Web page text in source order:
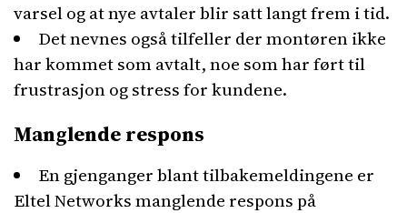
varsel og at nye avtaler blir satt langt frem i tid.
Det nevnes også tilfeller der montøren ikke
har kommet som avtalt, noe som har ført til
frustrasjon og stress for kundene.
Manglende respons
En gjenganger blant tilbakemeldingene er
Eltel Networks manglende respons på